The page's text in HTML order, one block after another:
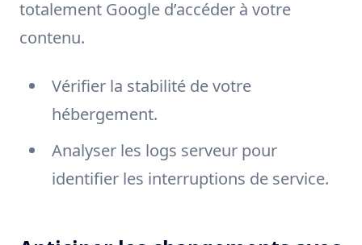
totalement Google d’accéder à votre
contenu.
Vérifier la stabilité de votre
hébergement.
Analyser les logs serveur pour
identifier les interruptions de service.